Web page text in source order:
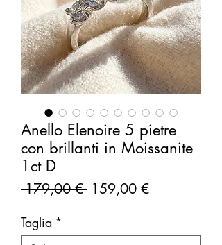
Anello Elenoire 5 pietre
con brillanti in Moissanite
1ct D
179,00 € Prezzo
159,00 €Prezzo
Taglia *